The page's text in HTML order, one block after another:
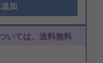
加
いては、送料無料